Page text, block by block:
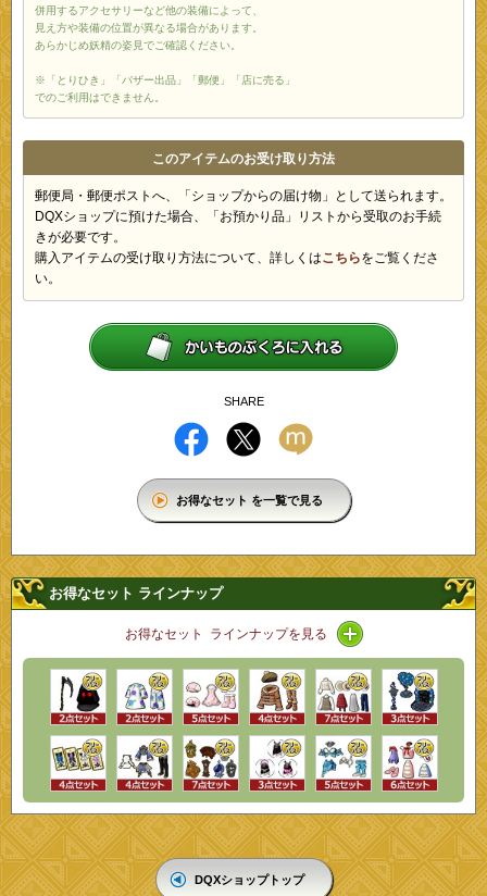
併用するアクセサリーなど他の装備によって、
見え方や装備の位置が異なる場合があります。
あらかじめ妖精の姿見でご確認ください。
※「とりひき」「バザー出品」「郵便」「店に売る」
でのご利用はできません。
このアイテムのお受け取り方法
郵便局・郵便ポストへ、「ショップからの届け物」として送られます。
DQXショップに預けた場合、「お預かり品」リストから受取のお手続
きが必要です。
購入アイテムの受け取り方法について、詳しくはこちらをご覧くださ
い。
SHARE
お得なセット を一覧で見る
お得なセット ラインナップ
お得なセット ラインナップを見る アイコン / ラインナ
DQXショップトップ